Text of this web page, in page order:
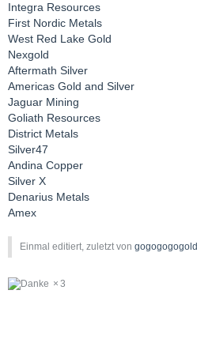
Integra Resources
First Nordic Metals
West Red Lake Gold
Nexgold
Aftermath Silver
Americas Gold and Silver
Jaguar Mining
Goliath Resources
District Metals
Silver47
Andina Copper
Silver X
Denarius Metals
Amex
Einmal editiert, zuletzt von gogogogogold
3